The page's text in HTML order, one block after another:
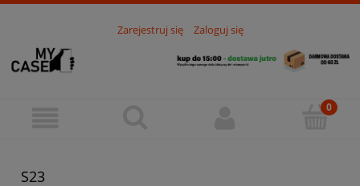
Zarejestruj się Zaloguj się
S23